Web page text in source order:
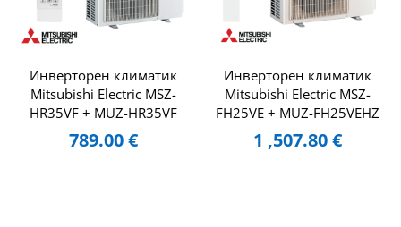
Инверторен климатик
Mitsubishi Electric MSZ-
HR35VF + MUZ-HR35VF
789.00€
Инверторен климатик
Mitsubishi Electric MSZ-
FH25VE + MUZ-FH25VEHZ
1 ,507.80€